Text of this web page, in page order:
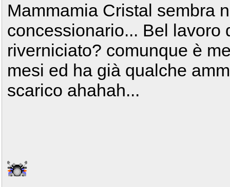
Mammamia Cristal sembra
concessionario... Bel lavoro
riverniciato? comunque è
mesi ed ha già qualche
scarico ahahah...